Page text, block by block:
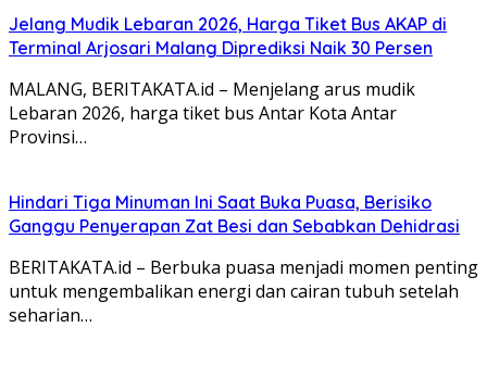
Jelang Mudik Lebaran 2026, Harga Tiket Bus AKAP di
Terminal Arjosari Malang Diprediksi Naik 30 Persen
MALANG, BERITAKATA.id – Menjelang arus mudik
Lebaran 2026, harga tiket bus Antar Kota Antar
Provinsi…
Hindari Tiga Minuman Ini Saat Buka Puasa, Berisiko
Ganggu Penyerapan Zat Besi dan Sebabkan Dehidrasi
BERITAKATA.id – Berbuka puasa menjadi momen penting
untuk mengembalikan energi dan cairan tubuh setelah
seharian…